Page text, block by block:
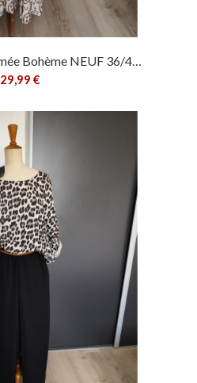
29,99 €